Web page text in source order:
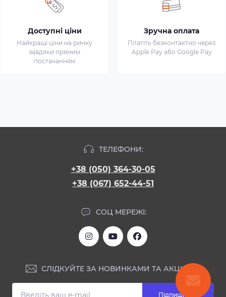
Доступні ціни
Найкращі ціни на ринку
завдяки прямим
постачанням
Зручна оплата
Платіть безконтактно через
Apple Pay або Google Pay
ТЕЛЕФОНИ:
+38 (050) 364-30-05
+38 (067) 652-44-51
СОЦ МЕРЕЖІ:
СЛІДКУЙТЕ ЗА НОВИНКАМИ ТА АКЦІЯМИ:
Підпишіться